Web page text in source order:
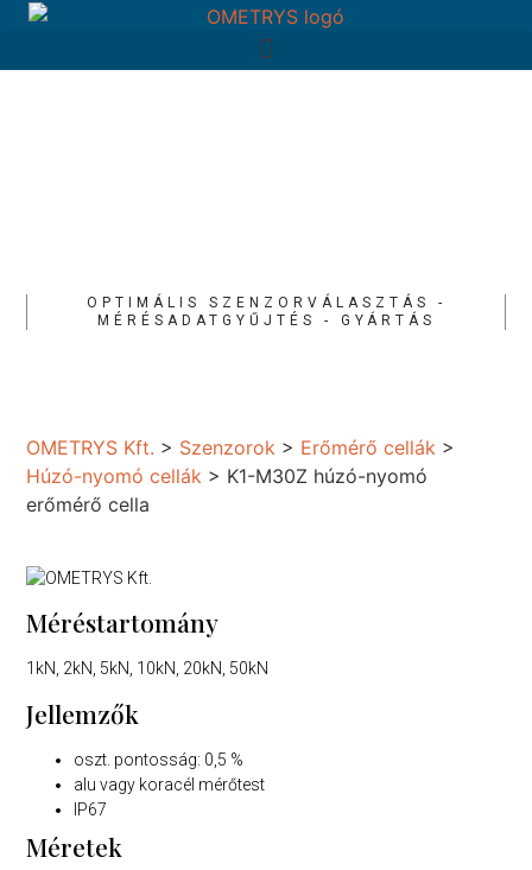
OPTIMÁLIS SZENZORVÁLASZTÁS -
MÉRÉSADATGYŰJTÉS - GYÁRTÁS
OMETRYS Kft. > Szenzorok > Erőmérő cellák >
Húzó-nyomó cellák > K1-M30Z húzó-nyomó
erőmérő cella
Méréstartomány
1kN, 2kN, 5kN, 10kN, 20kN, 50kN
Jellemzők
oszt. pontosság: 0,5 %
alu vagy koracél mérőtest
IP67
Méretek